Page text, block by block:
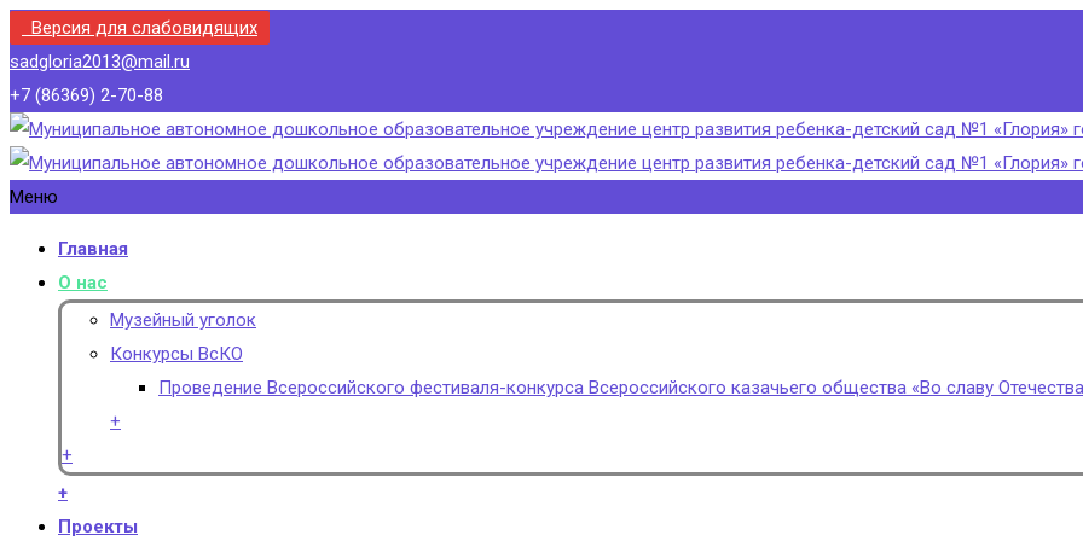
Версия для слабовидящих
sadgloria2013@mail.ru
+7 (86369) 2-70-88
Меню
Главная
О нас
Музейный уголок
Конкурсы ВсКО
Проведение Всероссийского фестиваля-конкурса Всероссийского казачьего общества «Во славу
+
+
+
Проекты